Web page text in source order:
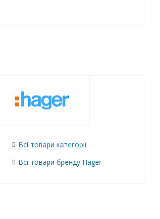
Всі товари категорії
Всі товари бренду Hager